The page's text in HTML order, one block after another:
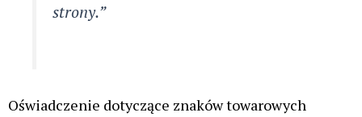
strony.”
Oświadczenie dotyczące znaków towarowych